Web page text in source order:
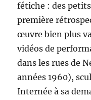
fétiche : des
première
œuvre bien plus
vidéos de
dans les rues de
années 1960),
Internée à sa